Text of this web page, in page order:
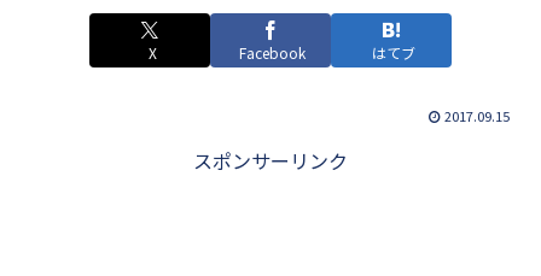
X Facebook はてブ
2017.09.15
スポンサーリンク